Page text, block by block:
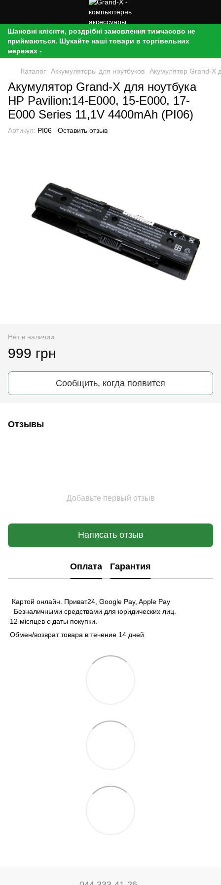
Шановні клієнти, роздрібні замовлення тимчасово не
приймаються. Шукайте наші товари в торгівельних
мережах -
Каталог Аккумуляторы для ноутбуков Акумулятор Grand-X
Акумулятор Grand-X для ноутбука
HP Pavilion:14-E000, 15-E000, 17-
E000 Series 11,1V 4400mAh (PI06)
Артикул: PI06 Оставить отзыв
Нет в наличии
999 грн
Сообщить, когда появится
Отзывы
Добавьте первый отзыв
Написать отзыв
Оплата Гарантия
Картой онлайн. Приват24, Google Pay, Apple Pay
Безналичными средствами для юридических лиц.
12 місяцев с даты покупки.
Обмен/возврат товара в течение 14 дней